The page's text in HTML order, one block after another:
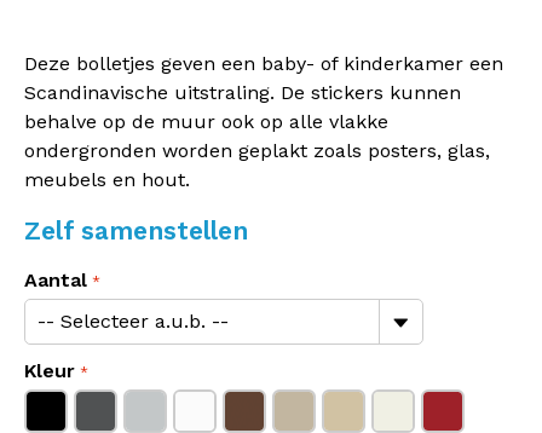
Deze bolletjes geven een baby- of kinderkamer een
Scandinavische uitstraling. De stickers kunnen
behalve op de muur ook op alle vlakke
ondergronden worden geplakt zoals posters, glas,
meubels en hout.
Zelf samenstellen
Aantal
Kleur